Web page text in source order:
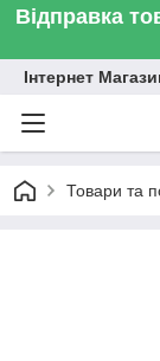
Відправка
Інтернет
Товари та